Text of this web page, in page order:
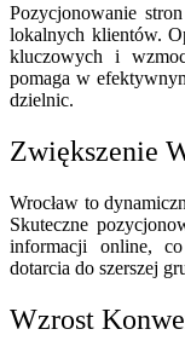
Pozycjonowanie
lokalnych klientów.
kluczowych i
pomaga w
dzielnic.
Zwiększenie
Wrocław to
Skuteczne
informacji online,
dotarcia do szerszej
Wzrost